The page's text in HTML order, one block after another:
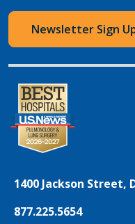
Newsletter Sign
1400 Jackson Street,
877.225.5654